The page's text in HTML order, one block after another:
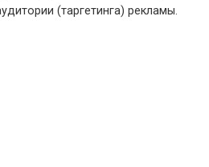
(таргетинга) рекламы.